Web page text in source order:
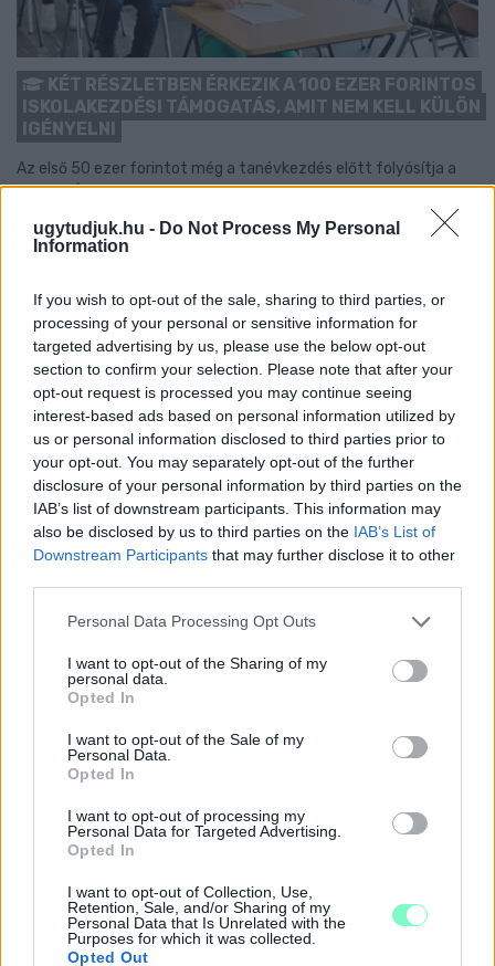
ugytudjuk.hu - Do Not Process My Personal
Information
If you wish to opt-out of the sale, sharing to third parties, or
processing of your personal or sensitive information for
targeted advertising by us, please use the below opt-out
section to confirm your selection. Please note that after your
opt-out request is processed you may continue seeing
interest-based ads based on personal information utilized by
us or personal information disclosed to third parties prior to
your opt-out. You may separately opt-out of the further
disclosure of your personal information by third parties on the
IAB’s list of downstream participants. This information may
also be disclosed by us to third parties on the IAB’s List of
Downstream Participants that may further disclose it to other
Please note that this website/app uses one or more Google
not limited to your visit or usage behaviour. You may click to
grant or deny consent to Google and its third-party tags to
use your data for below specified purposes in below Google
consent section.
Personal Data Processing Opt Outs
I want to opt-out of the Sharing of my
personal data.
Opted In
I want to opt-out of the Sale of my
Personal Data.
Opted In
I want to opt-out of processing my
Personal Data for Targeted Advertising.
Opted In
I want to opt-out of Collection, Use,
Retention, Sale, and/or Sharing of my
Personal Data that Is Unrelated with the
Purposes for which it was collected.
Opted Out
KÉT RÉSZLETBEN ÉRKEZIK A 100 EZER FORINTOS
ISKOLAKEZDÉSI TÁMOGATÁS, AMIT NEM KELL KÜLÖN
IGÉNYELNI
Az első 50 ezer forintot még a tanévkezdés előtt folyósítja a
Magyar Államkincstár, a második részlet novemberben, utalvány
formájában érkezik.
PIKNIK ITALOK: ÍZEK ÉS ÉLMÉNYEK A SZABADBAN
Ahogy tavaszodik és a nap egyre tovább marad velünk, sokaknak
Szólj hozzá!